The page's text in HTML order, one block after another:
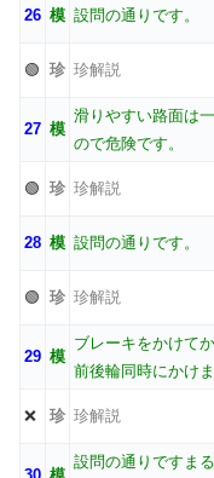
26 模 設問の通りです。
🟢 珍 珍解説
27 模
滑りやすい路面は
ので危険です。
🟢 珍 珍解説
28 模 設問の通りです。
🟢 珍 珍解説
29 模
ブレーキをかけて
前後輪同時にかけま
❌ 珍 珍解説
設問の通りですま